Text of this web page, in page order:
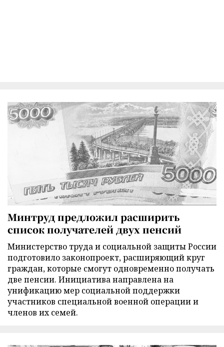
Минтруд предложил расширить
список получателей двух пенсий
Министерство труда и социальной защиты России
подготовило законопроект, расширяющий круг
граждан, которые смогут одновременно получать
две пенсии. Инициатива направлена на
унификацию мер социальной поддержки
участников специальной военной операции и
членов их семей.